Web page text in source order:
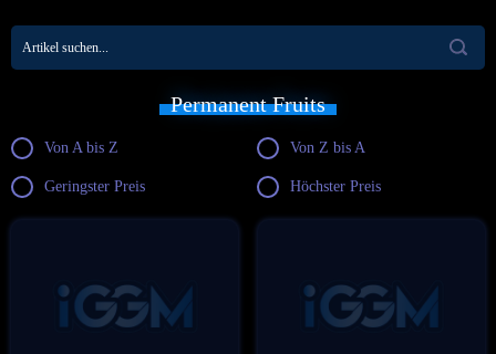
Permanent Fruits
Von A bis Z Von Z bis A
Geringster Preis Höchster Preis